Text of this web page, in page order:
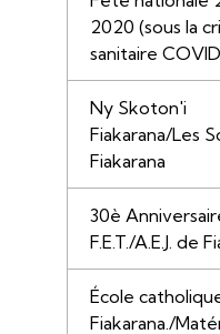
2020 (sous la
sanitaire
Ny Skoton'i
Fiakarana/Les
Fiakarana
30è
F.E.T./A.E.J. de
École
Fiakarana./